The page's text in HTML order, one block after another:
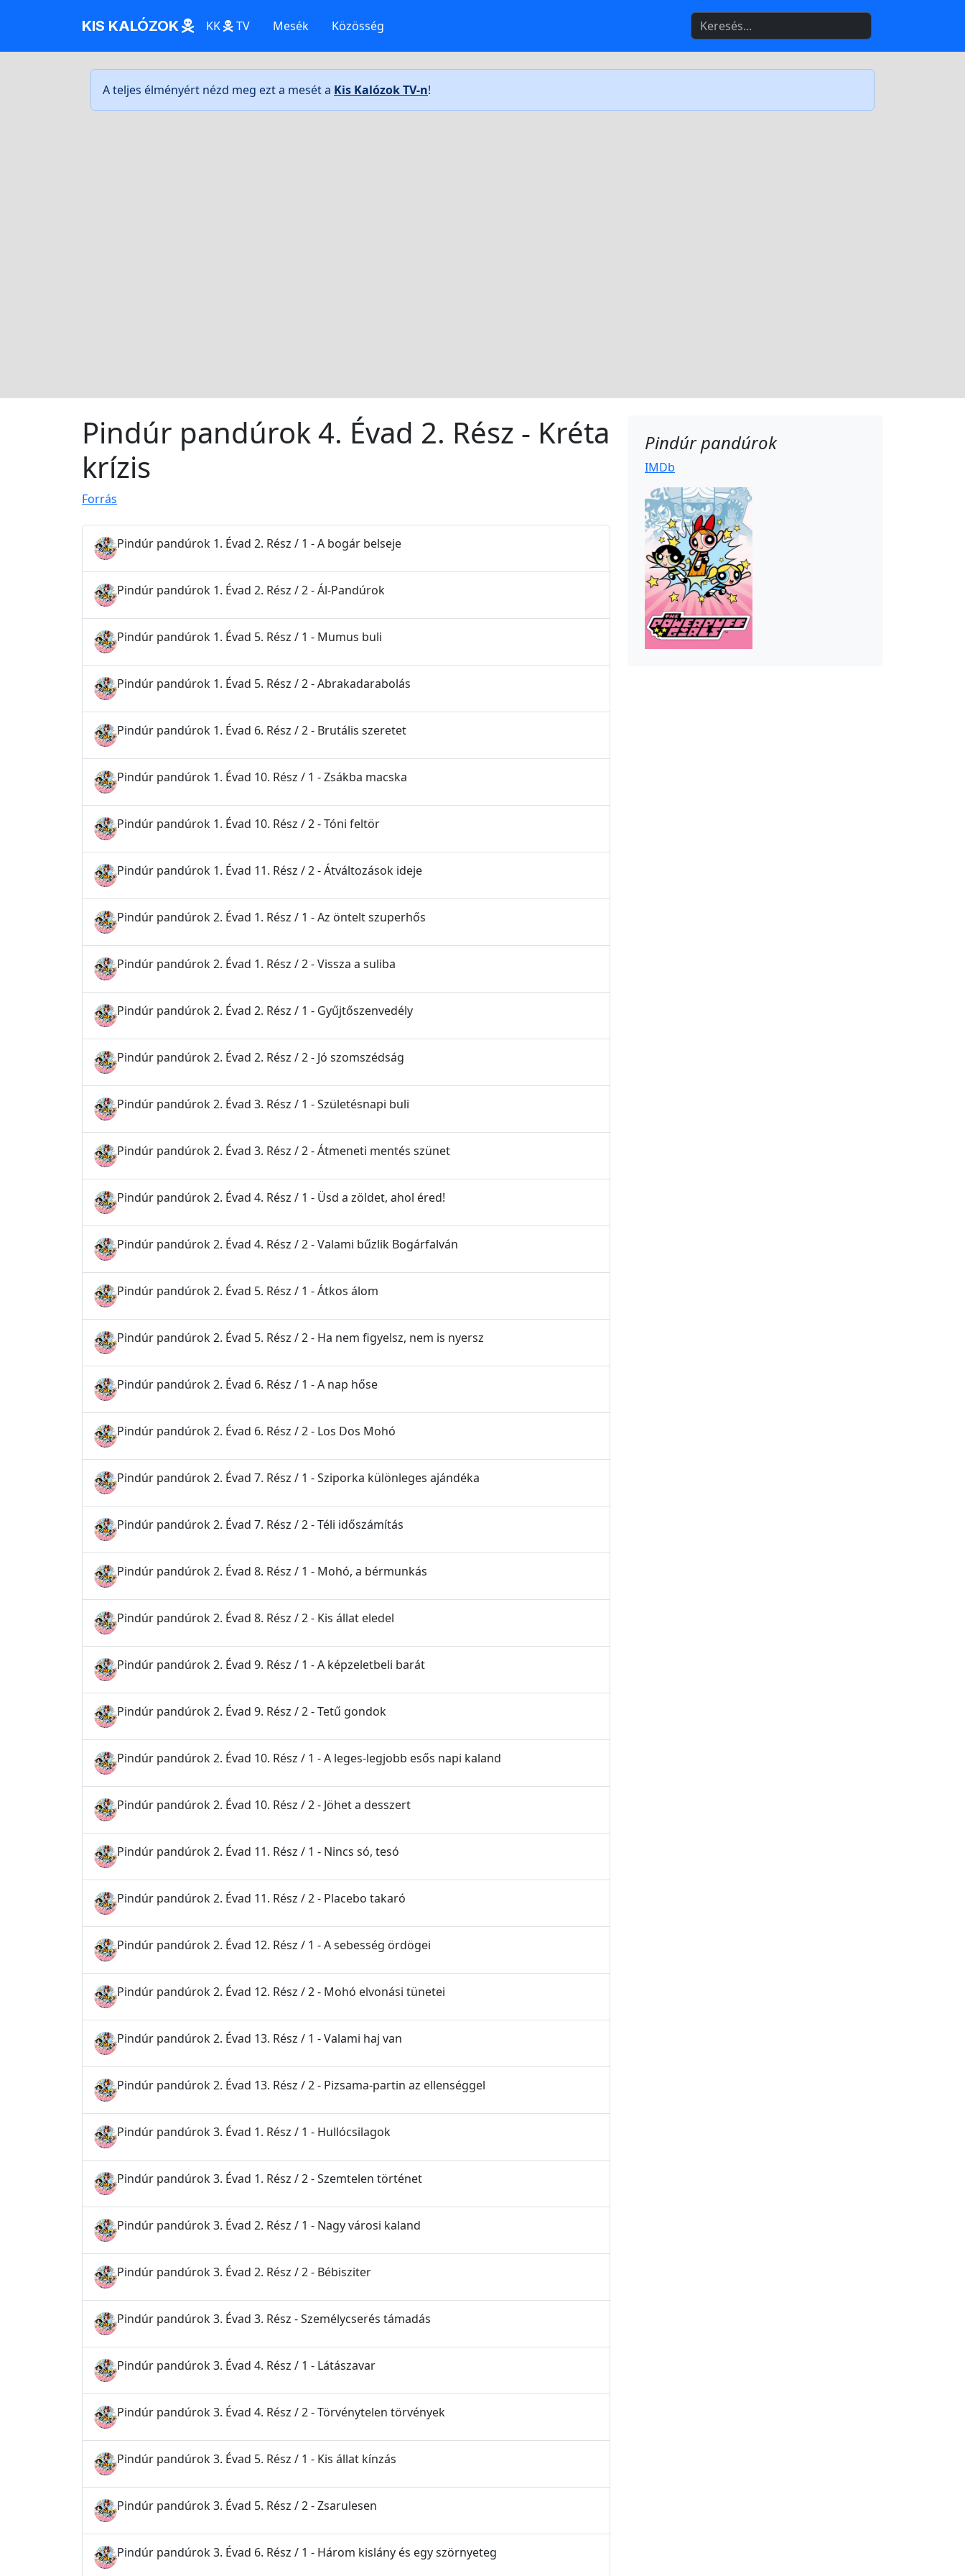
KIS KALÓZOK KK TV Mesék Közösség
A teljes élményért nézd meg ezt a mesét a Kis Kalózok TV-n!
Pindúr pandúrok 4. Évad 2. Rész - Kréta
krízis
Forrás
Pindúr pandúrok 1. Évad 2. Rész / 1 - A bogár belseje
Pindúr pandúrok 1. Évad 2. Rész / 2 - Ál-Pandúrok
Pindúr pandúrok 1. Évad 5. Rész / 1 - Mumus buli
Pindúr pandúrok 1. Évad 5. Rész / 2 - Abrakadarabolás
Pindúr pandúrok 1. Évad 6. Rész / 2 - Brutális szeretet
Pindúr pandúrok 1. Évad 10. Rész / 1 - Zsákba macska
Pindúr pandúrok 1. Évad 10. Rész / 2 - Tóni feltör
Pindúr pandúrok 1. Évad 11. Rész / 2 - Átváltozások ideje
Pindúr pandúrok 2. Évad 1. Rész / 1 - Az öntelt szuperhős
Pindúr pandúrok 2. Évad 1. Rész / 2 - Vissza a suliba
Pindúr pandúrok 2. Évad 2. Rész / 1 - Gyűjtőszenvedély
Pindúr pandúrok 2. Évad 2. Rész / 2 - Jó szomszédság
Pindúr pandúrok 2. Évad 3. Rész / 1 - Születésnapi buli
Pindúr pandúrok 2. Évad 3. Rész / 2 - Átmeneti mentés szünet
Pindúr pandúrok 2. Évad 4. Rész / 1 - Üsd a zöldet, ahol éred!
Pindúr pandúrok 2. Évad 4. Rész / 2 - Valami bűzlik Bogárfalván
Pindúr pandúrok 2. Évad 5. Rész / 1 - Átkos álom
Pindúr pandúrok 2. Évad 5. Rész / 2 - Ha nem figyelsz, nem is nyersz
Pindúr pandúrok 2. Évad 6. Rész / 1 - A nap hőse
Pindúr pandúrok 2. Évad 6. Rész / 2 - Los Dos Mohó
Pindúr pandúrok 2. Évad 7. Rész / 1 - Sziporka különleges ajándéka
Pindúr pandúrok 2. Évad 7. Rész / 2 - Téli időszámítás
Pindúr pandúrok 2. Évad 8. Rész / 1 - Mohó, a bérmunkás
Pindúr pandúrok 2. Évad 8. Rész / 2 - Kis állat eledel
Pindúr pandúrok 2. Évad 9. Rész / 1 - A képzeletbeli barát
Pindúr pandúrok 2. Évad 9. Rész / 2 - Tetű gondok
Pindúr pandúrok 2. Évad 10. Rész / 1 - A leges-legjobb esős napi kaland
Pindúr pandúrok 2. Évad 10. Rész / 2 - Jöhet a desszert
Pindúr pandúrok 2. Évad 11. Rész / 1 - Nincs só, tesó
Pindúr pandúrok 2. Évad 11. Rész / 2 - Placebo takaró
Pindúr pandúrok 2. Évad 12. Rész / 1 - A sebesség ördögei
Pindúr pandúrok 2. Évad 12. Rész / 2 - Mohó elvonási tünetei
Pindúr pandúrok 2. Évad 13. Rész / 1 - Valami haj van
Pindúr pandúrok 2. Évad 13. Rész / 2 - Pizsama-partin az ellenséggel
Pindúr pandúrok 3. Évad 1. Rész / 1 - Hullócsilagok
Pindúr pandúrok 3. Évad 1. Rész / 2 - Szemtelen történet
Pindúr pandúrok 3. Évad 2. Rész / 1 - Nagy városi kaland
Pindúr pandúrok 3. Évad 2. Rész / 2 - Bébisziter
Pindúr pandúrok 3. Évad 3. Rész - Személycserés támadás
Pindúr pandúrok 3. Évad 4. Rész / 1 - Látászavar
Pindúr pandúrok 3. Évad 4. Rész / 2 - Törvénytelen törvények
Pindúr pandúrok 3. Évad 5. Rész / 1 - Kis állat kínzás
Pindúr pandúrok 3. Évad 5. Rész / 2 - Zsarulesen
Pindúr pandúrok 3. Évad 6. Rész / 1 - Három kislány és egy szörnyeteg
Pindúr pandúrok
IMDb